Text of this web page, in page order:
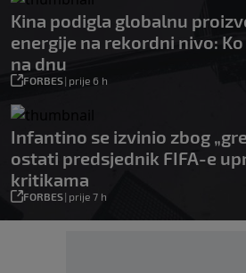
Kina podigla globalnu
energije na rekordni nivo:
na dnu
FORBES| prije 6 h
Infantino se izvinio zbog
ostati predsjednik FIFA-e
kritikama
FORBES| prije 7 h